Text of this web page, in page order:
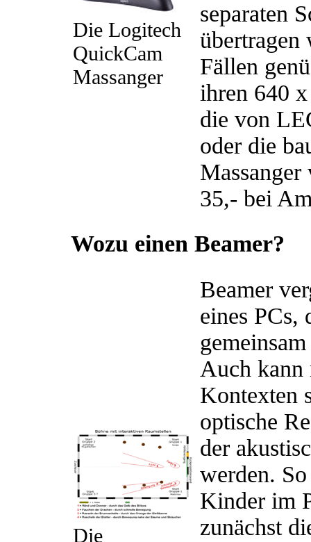
Die Logitech
QuickCam
Massanger
separaten
übertragen
Fällen
ihren 640
die von
oder die
35,- bei
Wozu einen Beamer?
Die
Beamer
eines PCs,
Auch
Kontexten
optische
der
werden.
Kinder im
zunächst